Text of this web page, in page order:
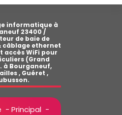
informatique à
23400 /
de baie de
câblage ethernet
accès WiFi pour
(Grand
à Bourganeuf,
, Guéret ,
- Principal-